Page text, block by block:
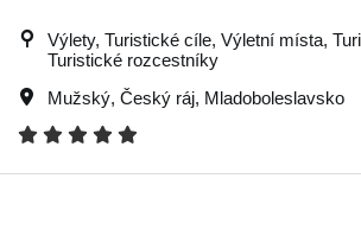
Výlety, Turistické cíle, Výletní místa,
Turistické rozcestníky
Mužský, Český ráj, Mladoboleslavsko